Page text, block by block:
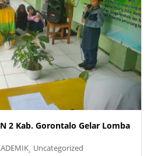
2 Kab. Gorontalo Gelar Lomba
, Uncategorized